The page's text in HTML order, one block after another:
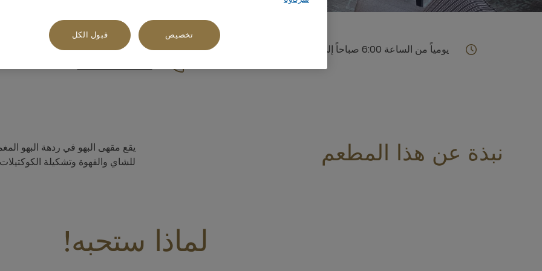
يومياً من الساعة 6:00 صباحاً إلى الساعة 11:00 مساءً
شارع 19 عود ميثاء, مقابل المستشفى الأمريكي, صندوق بريد 32733, 32733, dubai, الإمارات العربية المتحدة
نبذة عن هذا المطعم
يقع مقهى البهو في ردهة البهو
للشاي والقهوة وتشكيلة
لماذا ستحبه!
تخصيص قبول الكل